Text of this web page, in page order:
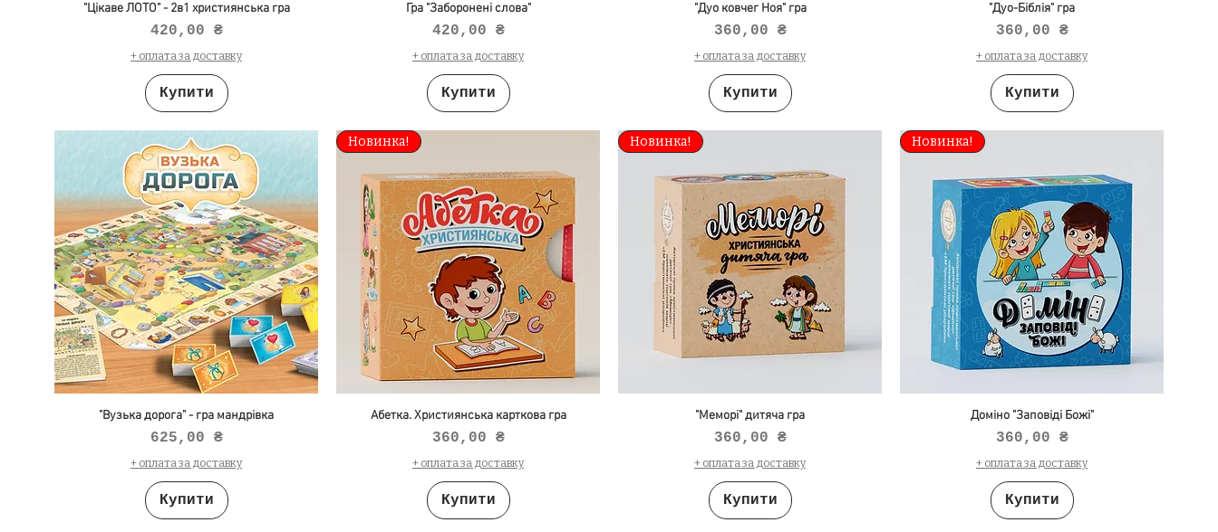
"Цікаве ЛОТО" - 2в1 християнська гра
Ціна
420,00 ₴
+ оплата за доставку
Купити
Гра "Заборонені слова"
Ціна
420,00 ₴
+ оплата за доставку
Купити
"Дуо ковчег Ноя" гра
Ціна
360,00 ₴
+ оплата за доставку
Купити
"Дуо-Біблія" гра
Ціна
360,00 ₴
+ оплата за доставку
Купити
"Вузька дорога" - гра мандрівка
Ціна
625,00 ₴
+ оплата за доставку
Купити
Новинка!
Абетка. Християнська карткова гра
Ціна
360,00 ₴
+ оплата за доставку
Купити
Новинка!
"Меморі" дитяча гра
Ціна
360,00 ₴
+ оплата за доставку
Купити
Новинка!
Доміно "Заповіді Божі"
Ціна
360,00 ₴
+ оплата за доставку
Купити